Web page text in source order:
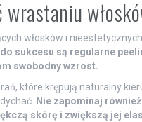
wrastaniu
włosków i
sukcesu są regularne
swobodny wzrost.
które krępują naturalny
Nie zapominaj
skórę i zwiększą jej